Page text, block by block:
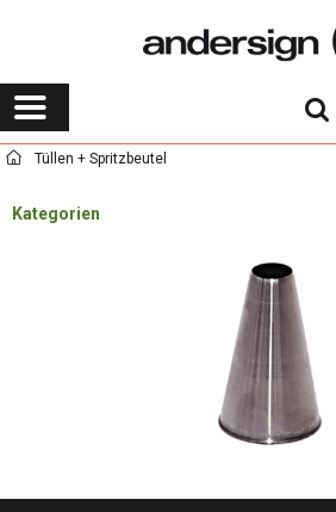
Tüllen + Spritzbeutel
Kategorien